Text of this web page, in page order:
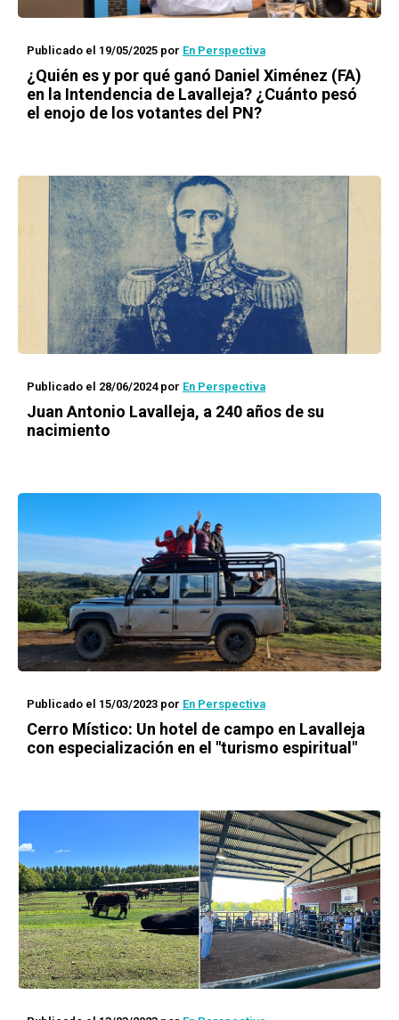
Publicado el 19/05/2025 por En Perspectiva
¿Quién es y por qué ganó Daniel Ximénez (FA)
en la Intendencia de Lavalleja? ¿Cuánto pesó
el enojo de los votantes del PN?
Publicado el 28/06/2024por En Perspectiva
Juan Antonio Lavalleja, a 240 años de su
nacimiento
Publicado el 15/03/2023 por En Perspectiva
Cerro Místico: Un hotel de campo en Lavalleja
con especialización en el "turismo espiritual"